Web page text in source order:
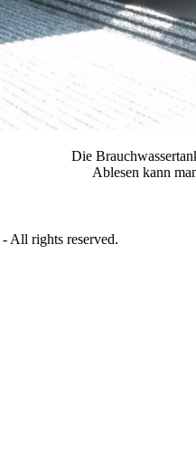
Die
Ablesen kann
- All rights reserved.